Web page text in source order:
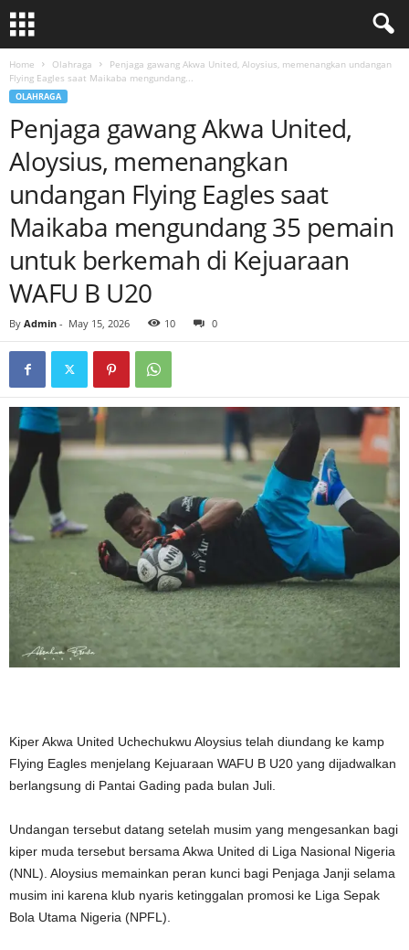
Home Olahraga
Penjaga gawang Akwa United, Aloysius, memenangkan undangan
Flying Eagles saat Maikaba mengundang...
OLAHRAGA
Penjaga gawang Akwa United,
Aloysius, memenangkan
undangan Flying Eagles saat
Maikaba mengundang 35 pemain
untuk berkemah di Kejuaraan
WAFU B U20
By Admin - May 15, 2026 10 0
Kiper Akwa United Uchechukwu Aloysius telah diundang ke kamp
Flying Eagles menjelang Kejuaraan WAFU B U20 yang dijadwalkan
berlangsung di Pantai Gading pada bulan Juli.
Undangan tersebut datang setelah musim yang mengesankan bagi
kiper muda tersebut bersama Akwa United di Liga Nasional Nigeria
(NNL). Aloysius memainkan peran kunci bagi Penjaga Janji selama
musim ini karena klub nyaris ketinggalan promosi ke Liga Sepak
Bola Utama Nigeria (NPFL).